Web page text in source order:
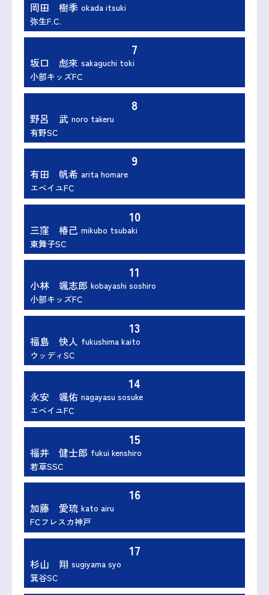
岡田 樹季 okada itsuki
弥生F.C.
7
坂口 彪來 sakaguchi toki
小部キッズFC
8
野呂 武 noro takeru
有野SC
9
有田 帆希 arita homare
エベイユFC
10
三窪 椿己 mikubo tsubaki
東舞子SC
11
小林 颯志郎 kobayashi soshiro
小部キッズFC
13
福島 快人 fukushima kaito
ウッディSC
14
永安 颯佑 nagayasu sosuke
エベイユFC
15
福井 健士郎 fukui kenshiro
若草SSC
16
加藤 愛琉 kato airu
FCフレスカ神戸
17
杉山 翔 sugiyama syo
箕谷SC